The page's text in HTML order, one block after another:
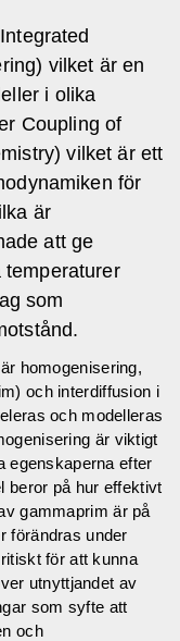
vilket är en
i olika
Coupling of
vilket är ett
för
är
att ge
temperaturer
som
homogenisering,
och interdiffusion i
och modelleras
är viktigt
egenskaperna efter
beror på hur effektivt
gammaprim är på
förändras under
för att kunna
utnyttjandet av
som syfte att
och